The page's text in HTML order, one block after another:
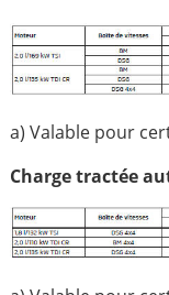
a) Valable pour
Charge tractée